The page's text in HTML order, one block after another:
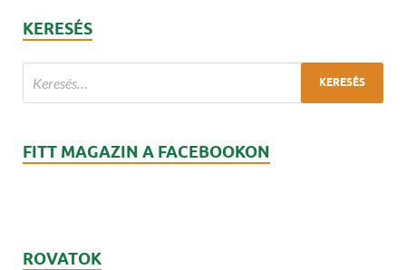
KERESÉS
FITT MAGAZIN A FACEBOOKON
ROVATOK